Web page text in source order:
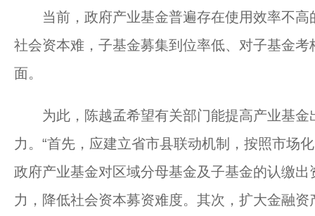
当前，政府产业基金普遍存在使用效率不高
社会资本难，子基金募集到位率低、对子基金考
面。
为此，陈越孟希望有关部门能提高产业基金
力。“首先，应建立省市县联动机制，按照市场
政府产业基金对区域分母基金及子基金的认缴
力，降低社会资本募资难度。其次，扩大金融